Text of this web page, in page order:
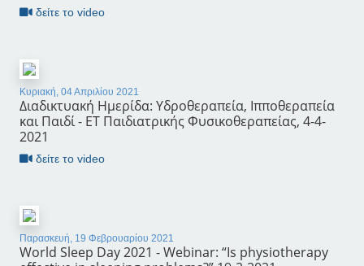
δείτε το video
Κυριακή, 04 Απριλίου 2021
Διαδικτυακή Ημερίδα: Υδροθεραπεία, Ιπποθεραπεία
και Παιδί - ΕΤ Παιδιατρικής Φυσικοθεραπείας, 4-4-
2021
δείτε το video
Παρασκευή, 19 Φεβρουαρίου 2021
World Sleep Day 2021 - Webinar: “Is physiotherapy